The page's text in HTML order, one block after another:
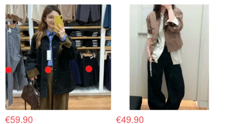
€59.90 €49.90